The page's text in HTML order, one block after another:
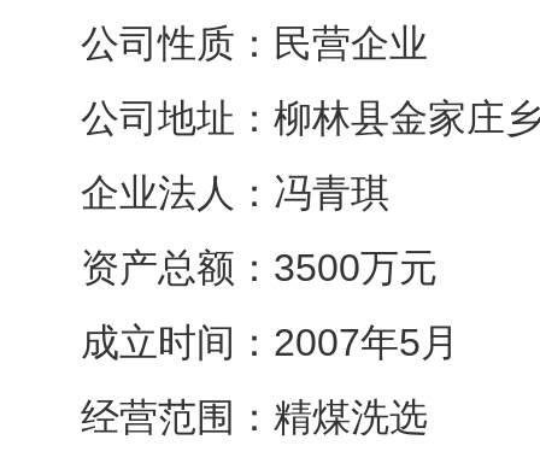
公司性质：民营企业
公司地址：柳林县金家庄
企业法人：冯青琪
资产总额：3500万元
成立时间：2007年5月
经营范围：精煤洗选